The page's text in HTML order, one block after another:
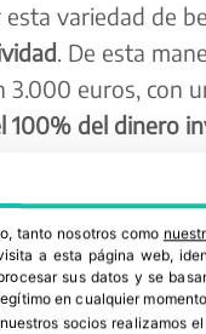
variedad de
. De esta
3.000 euros, con
100% del dinero
tanto nosotros como
a esta página web,
sus datos y se
en cualquier
socios realizamos